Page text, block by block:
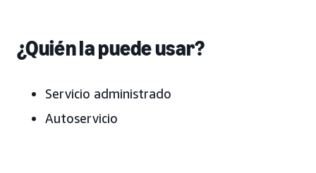
¿Quién la puede usar?
Servicio administrado
Autoservicio